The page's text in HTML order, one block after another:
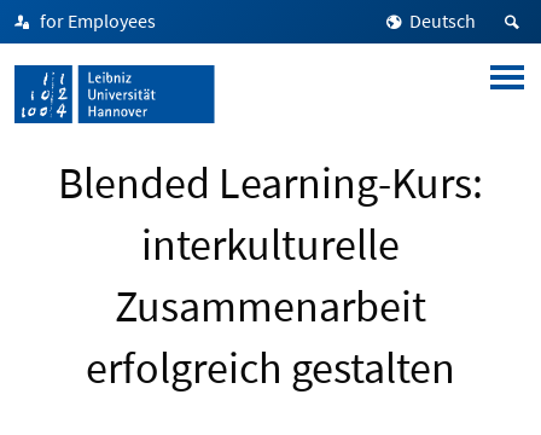
for Employees Deutsch
Blended Learning-Kurs:
interkulturelle
Zusammenarbeit
erfolgreich gestalten